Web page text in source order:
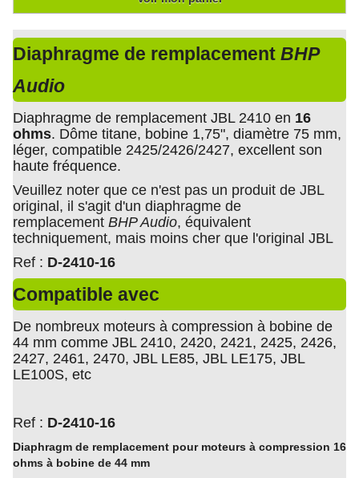
Diaphragme de remplacement BHP
Audio
Diaphragme de remplacement JBL 2410 en 16
ohms. Dôme titane, bobine 1,75", diamètre 75 mm,
léger, compatible 2425/2426/2427, excellent son
haute fréquence.
Veuillez noter que ce n'est pas un produit de JBL
original, il s'agit d'un diaphragme de
remplacement BHP Audio, équivalent
techniquement, mais moins cher que l'original JBL
Ref : D-2410-16
Compatible avec
De nombreux moteurs à compression à bobine de
44 mm comme JBL 2410, 2420, 2421, 2425, 2426,
2427, 2461, 2470, JBL LE85, JBL LE175, JBL
LE100S, etc
Ref : D-2410-16
Diaphragm de remplacement pour moteurs à compression 16
ohms à bobine de 44 mm